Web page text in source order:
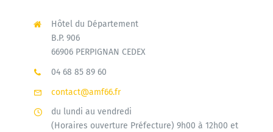
Hôtel du Département
B.P. 906
66906 PERPIGNAN CEDEX
04 68 85 89 60
contact@amf66.fr
du lundi au vendredi
(Horaires ouverture Préfecture) 9h00 à 12h00 et